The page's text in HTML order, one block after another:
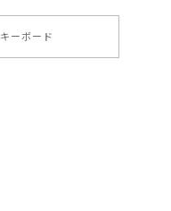
EGRET Bluetooth5.0/
2023/05/17
キーボード